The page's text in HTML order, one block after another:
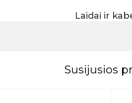
Laidai ir
Susijusios